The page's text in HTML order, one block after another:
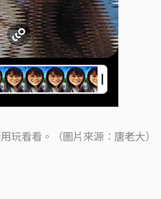
玩看看。（圖片來源：唐老大）